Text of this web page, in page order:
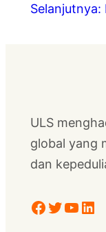
Selanjutnya:
ULS
global yang
dan
Facebook Twitter YouTube LinkedIn